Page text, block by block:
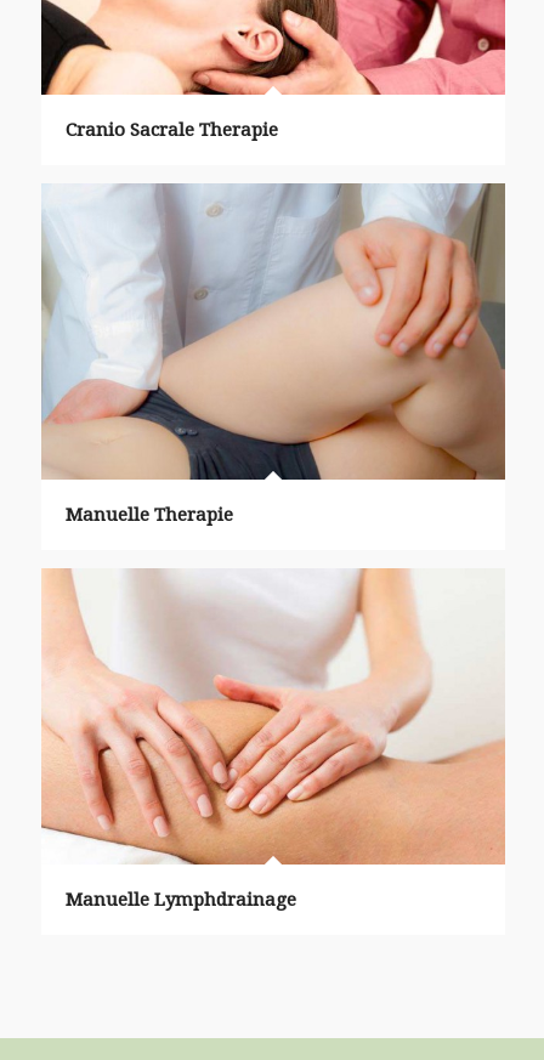
Cranio Sacrale Therapie
Manuelle Therapie
Manuelle Lymphdrainage